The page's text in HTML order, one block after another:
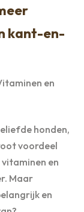
kant-en-
en
honden,
voordeel
en
Maar
en